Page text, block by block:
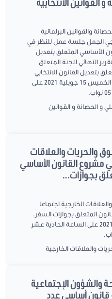
والقوانين البرلمانية
ناجي الجمل جلسة عمل للنظر في
الأساسي المتعلق بتعديل
النهائي للجنة المتعلق
بتعديل القانون الانتخابي
والتصويت عليهما. وذلك يوم الخميس 15 جويلية 2021 على
و الحصانة و القوانين
والحريات والعلاقات
مشروع القانون الأساسي
الخارجية اجتماعا
المتعلق بجوازات السفر.
وذلك يوم الإربعاء 14 جويلية 2021 على الساعة الحادية عشر
والعلاقات الخارجية
والشؤون الإجتماعية
أساسي عدد